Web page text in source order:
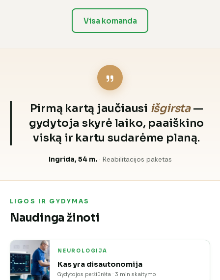
Visa komanda
Pirmą kartą jaučiausi išgirsta—
gydytoja skyrė laiko, paaiškino
viską ir kartu sudarėme planą.
Ingrida, 54 m.· Reabilitacijos paketas
LIGOS IR GYDYMAS
Naudinga žinoti
NEUROLOGIJA
Kas yra disautonomija
Gydytojos peržiūrėta · 3 min skaitymo